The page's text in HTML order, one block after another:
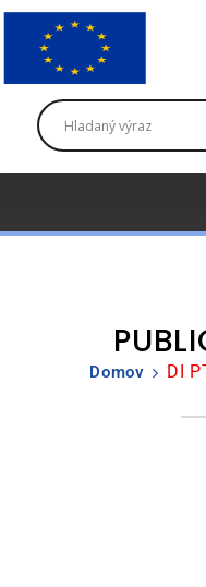
Domov DI